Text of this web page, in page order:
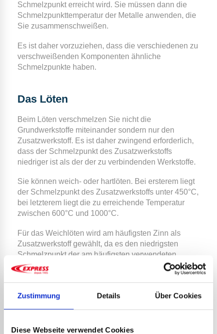
Zustimmung Details Über Cookies
Diese Webseite verwendet Cookies
Schmelzpunkt erreicht wird. Sie müssen dann die
Schmelzpunkttemperatur der Metalle anwenden, die
Sie zusammenschweißen.
Es ist daher vorzuziehen, dass die verschiedenen zu
verschweißenden Komponenten ähnliche
Schmelzpunkte haben.
Das Löten
Beim Löten verschmelzen Sie nicht die
Grundwerkstoffe miteinander sondern nur den
Zusatzwerkstoff. Es ist daher zwingend erforderlich,
dass der Schmelzpunkt des Zusatzwerkstoffs
niedriger ist als der der zu verbindenden Werkstoffe.
Sie können weich- oder hartlöten. Bei ersterem liegt
der Schmelzpunkt des Zusatzwerkstoffs unter 450°C,
bei letzterem liegt die zu erreichende Temperatur
zwischen 600°C und 1000°C.
Für das Weichlöten wird am häufigsten Zinn als
Zusatzwerkstoff gewählt, da es den niedrigsten
Schmelzpunkt der am häufigsten verwendeten
Zusatzwerkstoffe hat.
Wenn Sie löten, muss der Zusatzwerkstoff seinen
Schmelzpunkt erreichen, um in die flüssige Phase
sich aus und verteilt sich durch Kapillarwirkung, d.h.